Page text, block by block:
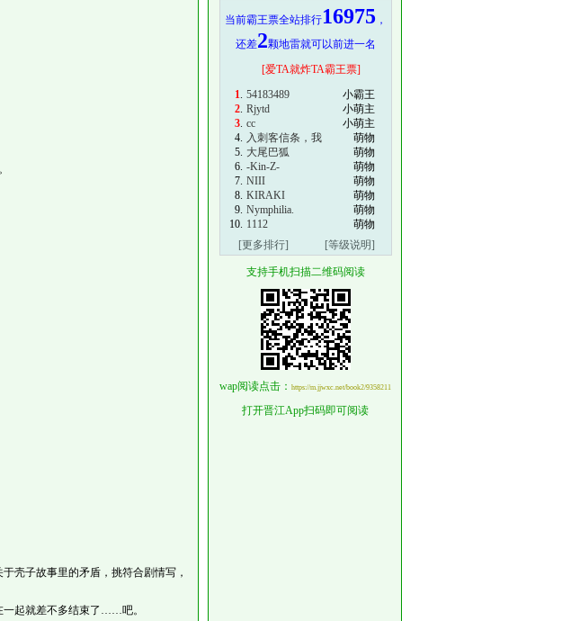
壳子故事里的矛盾，挑符合剧情写，
起就差不多结束了……吧。
当前霸王票全站排行16975 ，
还差2颗地雷就可以前进一名
[爱TA就炸TA霸王票]
1. 54183489
小霸王
2. Rjytd
小萌主
3. cc
小萌主
4. 入刺客信条，我
萌物
5. 大尾巴狐
萌物
6. -Kin-Z-
萌物
7. NIII
萌物
8. KIRAKI
萌物
9. Nymphilia.
萌物
10. 1112
萌物
[更多排行]
[等级说明]
支持手机扫描二维码阅读
wap阅读点击： https://m.jjwxc.net/book2/9358211
打开晋江App扫码即可阅读